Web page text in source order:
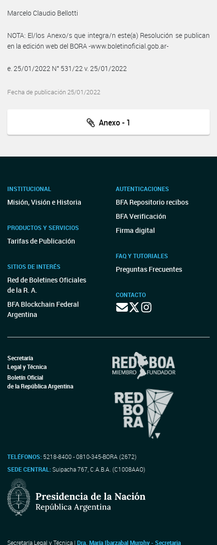
Marcelo Claudio Bellotti
NOTA: El/los Anexo/s que integra/n este(a) Resolución se publican
en la edición web del BORA -www.boletinoficial.gob.ar-
e. 25/01/2022 N° 531/22 v. 25/01/2022
Fecha de publicación 25/01/2022
Anexo - 1
INSTITUCIONAL
Misión, Visión e Historia
PRODUCTOS Y SERVICIOS
Tarifas de Publicación
SITIOS DE INTERÉS
Red de Boletines Oficiales
de la R. A.
BFA Blockchain Federal
Argentina
AUTENTICACIONES
BFA Repositorio recibos
BFA Verificación
Firma digital
FAQ Y TUTORIALES
Preguntas Frecuentes
CONTACTO
Secretaría
Legal y Técnica
Boletín Oficial
de la República Argentina
TELÉFONOS: 5218-8400 - 0810-345-BORA (2672)
SEDE CENTRAL:Suipacha 767, C.A.B.A. (C1008AAO)
Secretaría Legal y Técnica | Dra. María Ibarzabal Murphy - Secretaria